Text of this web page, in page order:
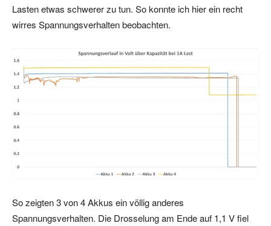
Lasten etwas schwerer zu tun. So konnte ich hier ein recht
wirres Spannungsverhalten beobachten.
So zeigten 3 von 4 Akkus ein völlig anderes
Spannungsverhalten. Die Drosselung am Ende auf 1,1 V fiel